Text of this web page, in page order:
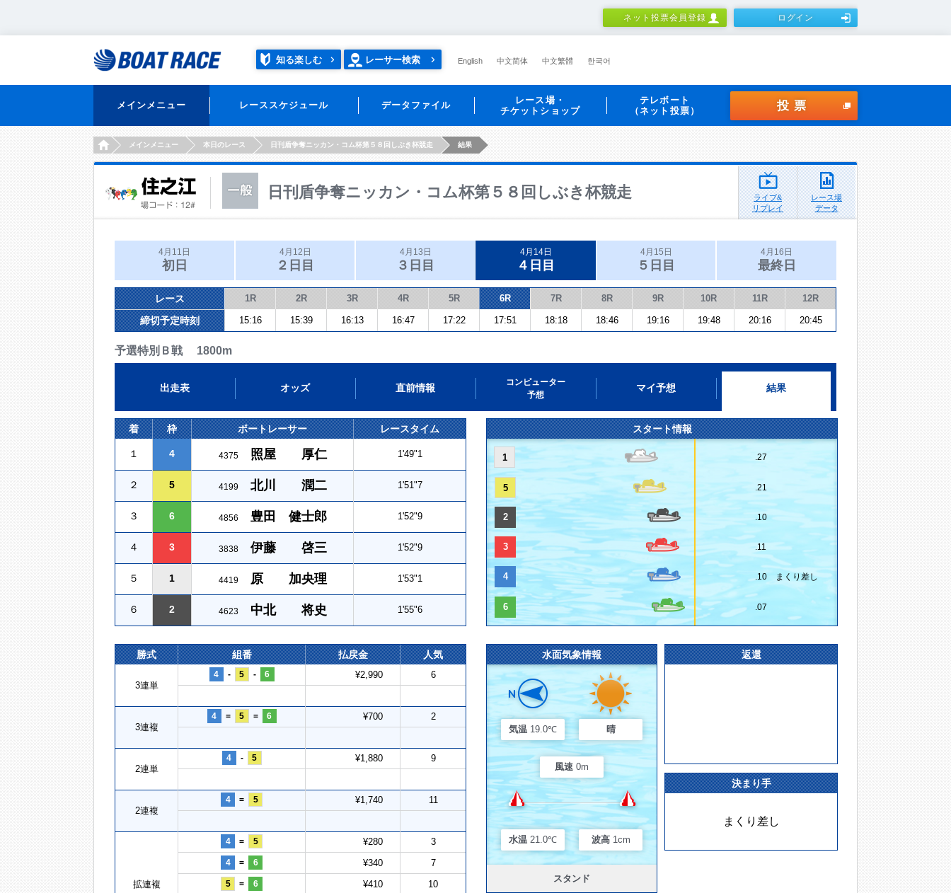
ネット投票会員登録 ログイン
知る楽しむ レーサー検索 English 中文简体 中文繁體 한국어
メインメニュー レーススケジュール データファイル
レース場・
チケットショップ
テレボート
（ネット投票）
投票
HOMEメインメニュー 本日のレース 日刊盾争奪ニッカン・コム杯第５８回しぶき杯競走 結果
日刊盾争奪ニッカン・コム杯第５８回しぶき杯競走
ライブ&
リプレイ
レース場
データ
4月11日
初日
4月12日
２日目
4月13日
３日目
4月14日
４日目
4月15日
５日目
4月16日
最終日
レース 1R 2R 3R 4R 5R 6R 7R 8R 9R 10R 11R 12R
締切予定時刻 15:16 15:39 16:13 16:47 17:22 17:51 18:18 18:46 19:16 19:48 20:16 20:45
予選特別Ｂ戦 1800m
出走表 オッズ 直前情報
コンピューター
予想
マイ予想 結果
着 枠 ボートレーサー レースタイム
１ 4 4375 照屋 厚仁 1'49"1
２ 5 4199 北川 潤二 1'51"7
３ 6 4856 豊田 健士郎 1'52"9
４ 3 3838 伊藤 啓三 1'52"9
５ 1 4419 原 加央理 1'53"1
６ 2 4623 中北 将史 1'55"6
スタート情報
1 .27
5 .21
2 .10
3 .11
4 .10 まくり差し
6 .07
勝式 組番 払戻金 人気
3連単
4 - 5 - 6 ¥2,990 6
3連複
4 = 5 = 6 ¥700 2
2連単
4 - 5 ¥1,880 9
2連複
4 = 5 ¥1,740 11
拡連複
4 = 5 ¥280 3
4 = 6 ¥340 7
5 = 6 ¥410 10
水面気象情報
気温 19.0℃ 晴
風速 0m
水温 21.0℃ 波高 1cm
スタンド
返還
決まり手
まくり差し